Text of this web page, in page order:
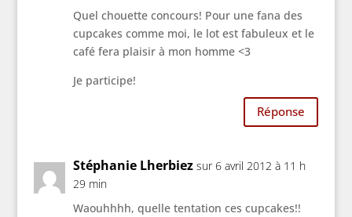
Quel chouette concours! Pour une fana des
cupcakes comme moi, le lot est fabuleux et le
café fera plaisir à mon homme <3
Je participe!
Réponse
Stéphanie Lherbiez sur 6 avril 2012 à 11 h
29 min
Waouhhhh, quelle tentation ces cupcakes!!